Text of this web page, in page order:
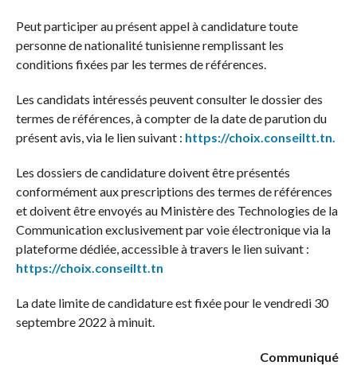
Peut participer au présent appel à candidature toute
personne de nationalité tunisienne remplissant les
conditions fixées par les termes de références.
Les candidats intéressés peuvent consulter le dossier des
termes de références, à compter de la date de parution du
présent avis, via le lien suivant : https://choix.conseiltt.tn.
Les dossiers de candidature doivent être présentés
conformément aux prescriptions des termes de références
et doivent être envoyés au Ministère des Technologies de la
Communication exclusivement par voie électronique via la
plateforme dédiée, accessible à travers le lien suivant :
https://choix.conseiltt.tn
La date limite de candidature est fixée pour le vendredi 30
septembre 2022 à minuit.
Communiqué